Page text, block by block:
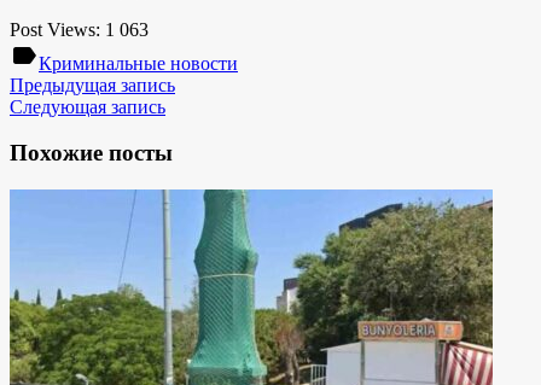
Post Views: 1 063
labelКриминальные новости
Предыдущая запись
Следующая запись
Похожие посты